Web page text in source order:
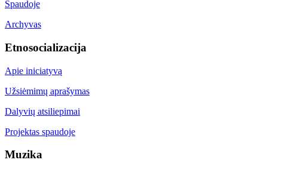
Spaudoje
Archyvas
Etnosocializacija
Apie iniciatyvą
Užsiėmimų aprašymas
Dalyvių atsiliepimai
Projektas spaudoje
Muzika